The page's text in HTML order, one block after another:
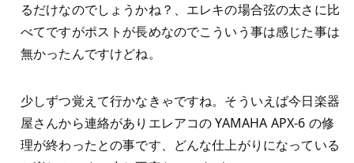
るだけなのでしょうかね？、エレキの場合弦の太さに比
べてですがポストが長めなのでこういう事は感じた事は
無かったんですけどね。
少しずつ覚えて行かなきゃですね。そういえば今日楽器
屋さんから連絡がありエレアコの YAMAHA APX-6 の修
理が終わったとの事です、どんな仕上がりになっている